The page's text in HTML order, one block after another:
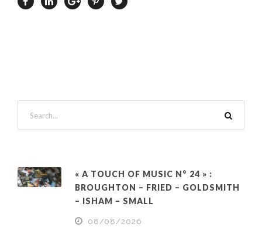
« A TOUCH OF MUSIC N° 24 » :
BROUGHTON – FRIED – GOLDSMITH
– ISHAM – SMALL
08/08/2026